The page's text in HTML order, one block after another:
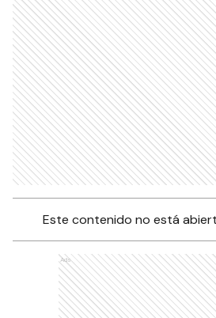
Este contenido no está
Ads